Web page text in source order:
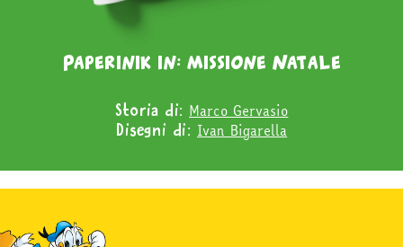
Paperinik in: missione Natale
Storia di: Marco Gervasio
Disegni di: Ivan Bigarella